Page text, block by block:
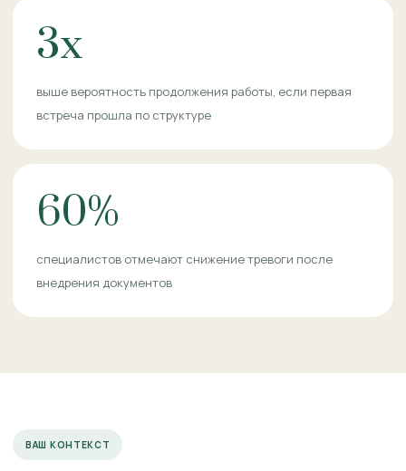
3x
выше вероятность продолжения работы, если первая
встреча прошла по структуре
60%
специалистов отмечают снижение тревоги после
внедрения документов
ВАШ КОНТЕКСТ